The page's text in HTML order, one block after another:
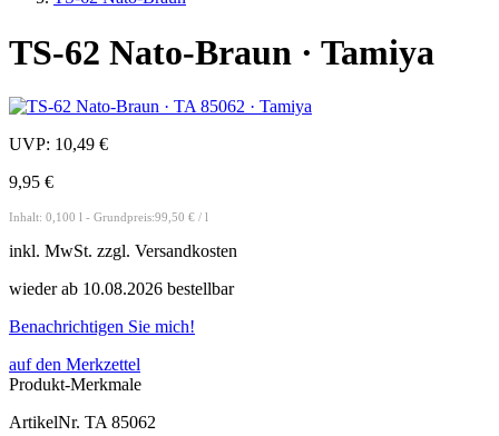
TS-62 Nato-Braun · Tamiya
UVP: 10,49 €
9,95 €
Inhalt: 0,100 l - Grundpreis:99,50 € / l
inkl. MwSt. zzgl. Versandkosten
wieder ab 10.08.2026 bestellbar
Benachrichtigen Sie mich!
auf den Merkzettel
Produkt-Merkmale
ArtikelNr. TA 85062